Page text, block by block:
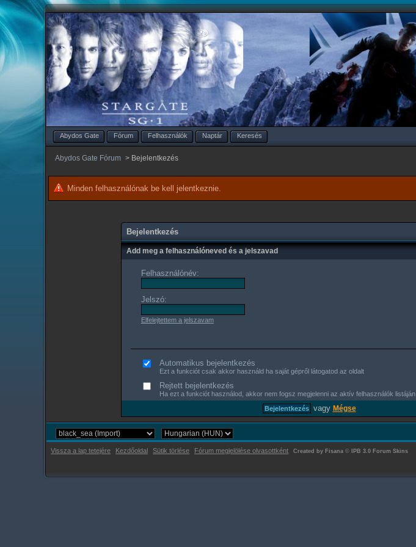
Abydos Gate Fórum Felhasználók Naptár Keresés
Abydos Gate Fórum > Bejelentkezés
Minden felhasználónak be kell jelentkeznie.
Bejelentkezés
Add meg a felhasználóneved és a jelszavad
Felhasználónév:
Jelszó:
Elfelejtettem a jelszavam
Automatikus bejelentkezés
Ezt a funkciót csak akkor használd ha saját gépről látogatod az oldalt
Rejtett bejelentkezés
Ha ezt a funkciót használod, akkor nem fogsz megjelenni az aktív felhasználók listáján
vagy Mégse
Vissza a lap tetejére Kezdőoldal Sütik törlése Fórum megjelölése olvasottként Created by Fisana © IPB 3.0 Forum Skins